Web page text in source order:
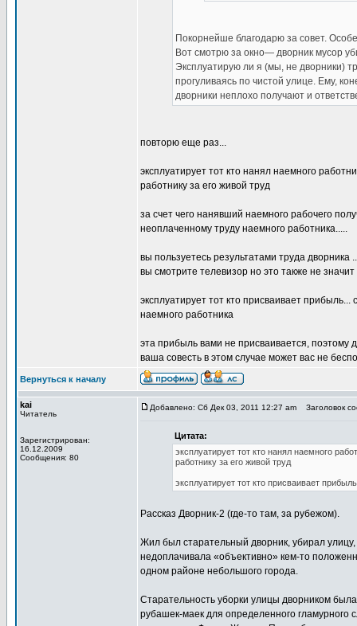
Покорнейше благодарю за совет.
Вот смотрю за окно— дворник мусор
Эксплуатирую ли я (мы, не дворники)
прогуливаясь по чистой улице. Ему,
дворники неплохо получают и
повторю еще раз...
эксплуатирует тот кто нанял наемного
работнику за его живой труд
за счет чего нанявший наемного рабочего
неоплаченному труду наемного работника.....
вы пользуетесь результатами труда дворника
вы смотрите телевизор но это также не
эксплуатирует тот кто присваивает
наемного работника
эта прибыль вами не присваивается, поэтому
ваша совесть в этом случае может вас не
Вернуться к началу
kai
Читатель
Зарегистрирован:
16.12.2009
Сообщения: 80
Добавлено: Сб Дек 03, 2011 12:27 am Заголовок
Цитата:
эксплуатирует тот кто нанял наемного
работнику за его живой труд
эксплуатирует тот кто присваивает
Рассказ Дворник-2 (где-то там, за рубежом).
Жил был старательный дворник, убирал улицу,
недоплачивала «объективно» кем-то
одном районе небольшого города.
Старательность уборки улицы дворником
рубашек-маек для определенного гламурного